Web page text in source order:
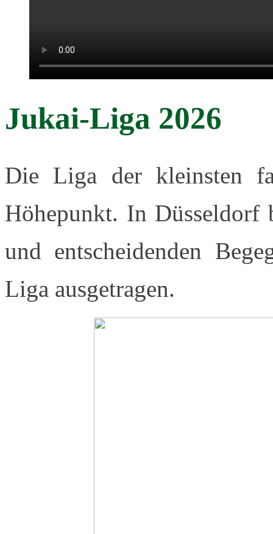
Jukai-Liga 2026
Die Liga der kleinsten
Höhepunkt. In Düsseldorf
und entscheidenden
Liga ausgetragen.